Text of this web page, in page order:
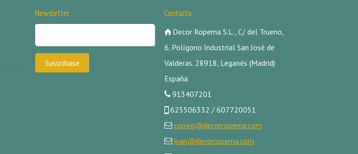
Newsletter Contacto
Decor Ropema S.L., C/ del Trueno,
6. Polígono Industrial San José de
Valderas. 28918, Leganés (Madrid)
España
913407201
625506332 / 607720051
correo@decorropema.com
ivan@decorropema.com